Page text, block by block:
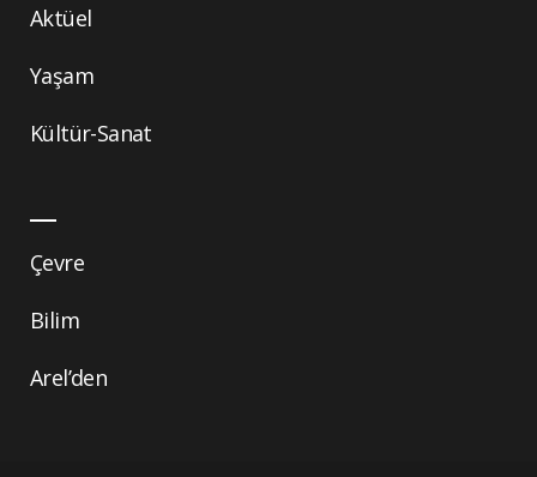
Aktüel
Yaşam
Kültür-Sanat
Çevre
Bilim
Arel’den